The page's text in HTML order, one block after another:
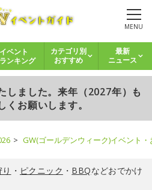
MENU
イベント
ランキング
カテゴリ別
おすすめ
最新
ニュース
しました。来年（2027年）も
くお願いします。
GW(ゴールデンウィーク)イベント
・ ピクニック ・ BBQなどおでかけ